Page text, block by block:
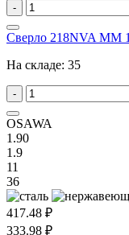
-
Сверло 218NVA MM
На складе: 35
-
OSAWA
1.90
1.9
11
36
417.48 ₽
333.98 ₽